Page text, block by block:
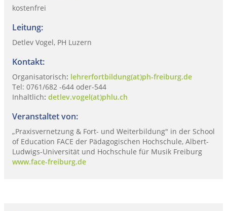
kostenfrei
Leitung:
Detlev Vogel, PH Luzern
Kontakt:
Organisatorisch: lehrerfortbildung(at)ph-freiburg.de
Tel: 0761/682 -644 oder-544
Inhaltlich: detlev.vogel(at)phlu.ch
Veranstaltet von:
„Praxisvernetzung & Fort- und Weiterbildung" in der School
of Education FACE der Pädagogischen Hochschule, Albert-
Ludwigs-Universität und Hochschule für Musik Freiburg
www.face-freiburg.de